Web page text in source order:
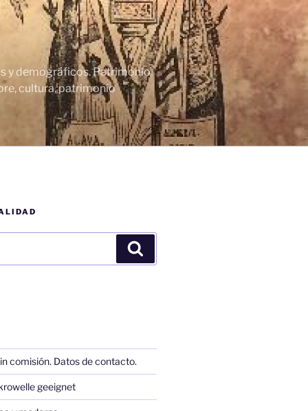
y demográficos. Patrimonio
cultura, patrimonio
comisión. Datos de contacto.
geeignet